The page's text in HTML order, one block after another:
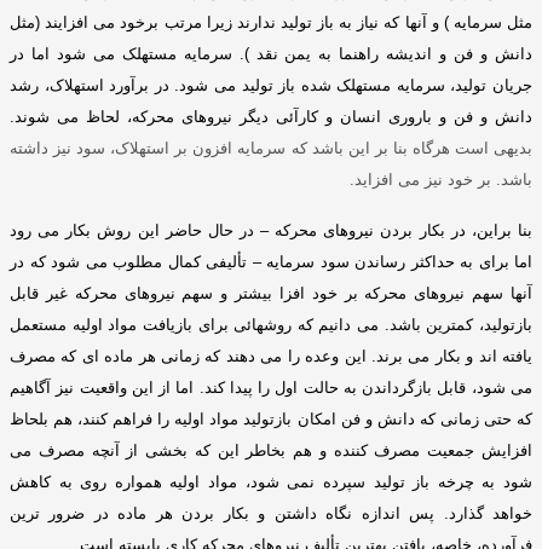
مثل سرمایه)و آنها که نیاز به باز تولید ندارند زیرا مرتب برخود می افزایند (مثل
دانش و فن و اندیشه راهنما به یمن نقد). سرمایه مستهلک می شود اما در
جریان تولید، سرمایه مستهلک شده باز تولید می شود
در برآورد استهلاک، رشد
دانش و فن و باروری انسان و کارآئی دیگر نیروهای محرکه، لحاظ می شوند
بدیهی است هرگاه بنا بر این باشد که سرمایه افزون بر استهلاک، سود نیز داشته
باشد
بر خود نیز می افزاید
بنا براین، در بکار بردن نیروهای محرکه – در حال حاضر این روش بکار می رود
اما برای به حداکثر رساندن سود سرمایه – تألیفی کمال مطلوب می شود که در
آنها سهم نیروهای محرکه بر خود افزا بیشتر و سهم نیروهای محرکه غیر قابل
بازتولید، کمترین باشد
می دانیم که روشهائی برای بازیافت مواد اولیه مستعمل
یافته اند و بکار می برند
این وعده را می دهند که زمانی هر ماده ای که مصرف
می شود، قابل بازگرداندن به حالت اول را پیدا کند
اما از این واقعیت نیز آگاهیم
که حتی زمانی که دانش و فن امکان بازتولید مواد اولیه را فراهم کنند، هم بلحاظ
افزایش جمعیت مصرف کننده و هم بخاطر این که بخشی از آنچه مصرف می
شود به چرخه باز تولید سپرده نمی شود، مواد اولیه همواره روی به کاهش
خواهد گذارد
پس اندازه نگاه داشتن و بکار بردن هر ماده در ضرور ترین
فرآورده، خاصه، یافتن بهترین تألیف نیروهای محرکه کاری بایسته است